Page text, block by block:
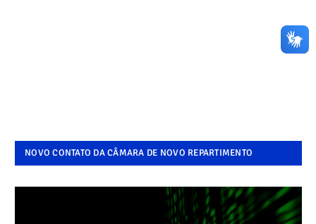
NOVO CONTATO DA CÂMARA DE NOVO REPARTIMENTO